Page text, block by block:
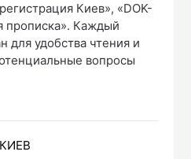
Киев», «DOK-
прописка». Каждый
для удобства чтения и
вопросы